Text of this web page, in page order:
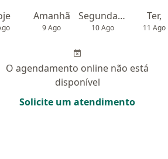
Amanhã
9 Ago
Segunda-feira
10 Ago
Ter,
11 Ago
O agendamento online não está
disponível
Solicite um atendimento